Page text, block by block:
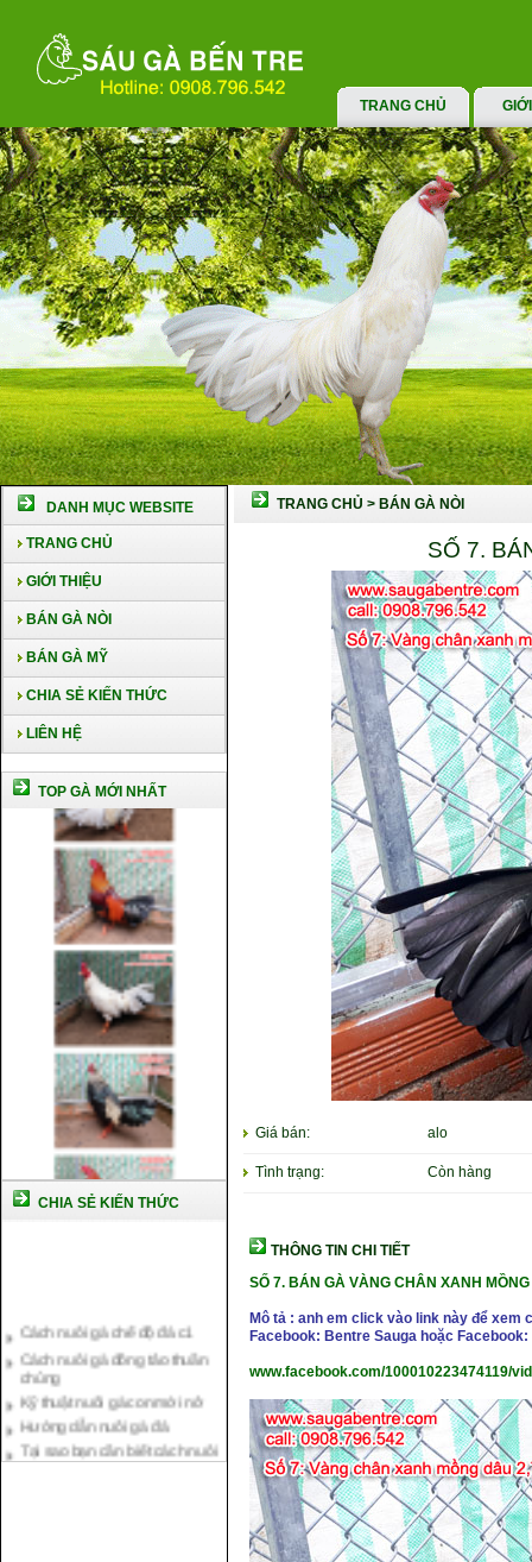
TRANG CHỦ
DANH MỤC WEBSITE
TRANG CHỦ
GIỚI THIỆU
BÁN GÀ NÒI
BÁN GÀ MỸ
CHIA SẺ KIẾN THỨC
LIÊN HỆ
TOP GÀ MỚI NHẤT
CHIA SẺ KIẾN THỨC
Cách nuôi gà đông tảo thuần
chủng
Kỹ thuật nuôi gà con mới nở
Hướng dẫn nuôi gà đá
Tại sao bạn cần biết cách nuôi
gà chọi ?
TRANG CHỦ > BÁN GÀ NÒI
SỐ 7.
Giá bán: alo
Tình trạng: Còn hàng
THÔNG TIN CHI TIẾT
SỐ 7.BÁN GÀ VÀNG CHÂN XANH
Mô tả : anh em click vào link này để
Facebook: Bentre Sauga hoặc Facebook:
www.facebook.com/100010223474119/